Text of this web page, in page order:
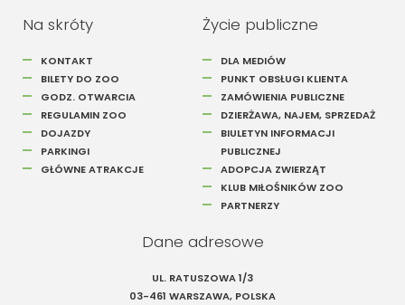
Na skróty
KONTAKT
BILETY DO ZOO
GODZ. OTWARCIA
REGULAMIN ZOO
DOJAZDY
PARKINGI
GŁÓWNE ATRAKCJE
Życie publiczne
DLA MEDIÓW
PUNKT OBSŁUGI KLIENTA
ZAMÓWIENIA PUBLICZNE
DZIERŻAWA, NAJEM, SPRZEDAŻ
BIULETYN INFORMACJI
PUBLICZNEJ
ADOPCJA ZWIERZĄT
KLUB MIŁOŚNIKÓW ZOO
PARTNERZY
Dane adresowe
UL. RATUSZOWA 1/3
03-461 WARSZAWA, POLSKA